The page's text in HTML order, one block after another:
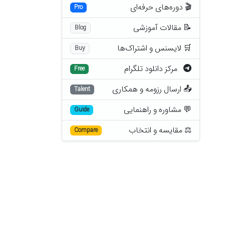
🎬 دوره‌های حرفه‌ای Pro
📝 مقالات آموزشی Blog
🛒 لایسنس و اشتراک‌ها Buy
مرکز دانلود تلگرام Free
📤 ارسال رزومه و همکاری Talent
💬 مشاوره و راهنمایی Guide
⚖️ مقایسه و انتخاب Compare